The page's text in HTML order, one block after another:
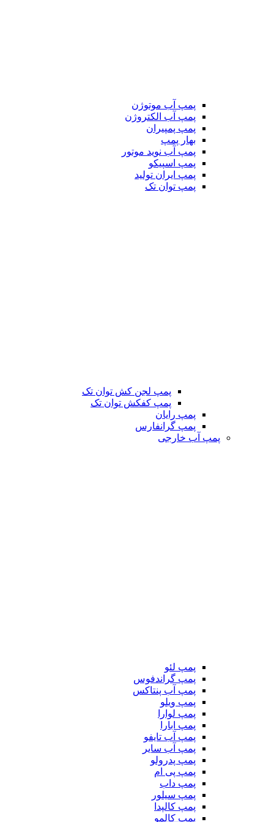
پمپ آب موتوژن
پمپ آب الکتروژن
پمپ پمپیران
بهار پمپ
پمپ آب نوید موتور
پمپ اسپیکو
پمپ ایران تولید
پمپ توان تک
پمپ لجن کش توان تک
پمپ کفکش توان تک
پمپ رایان
پمپ گرانفارس
پمپ آب خارجی
پمپ لئو
پمپ گراندفوس
پمپ آب پنتاکس
پمپ ویلو
پمپ لوارا
پمپ ابارا
پمپ آب تایفو
پمپ آب سایر
پمپ پدرولو
پمپ پی ام
پمپ داب
پمپ سیلور
پمپ کالپدا
پمپ کالمو